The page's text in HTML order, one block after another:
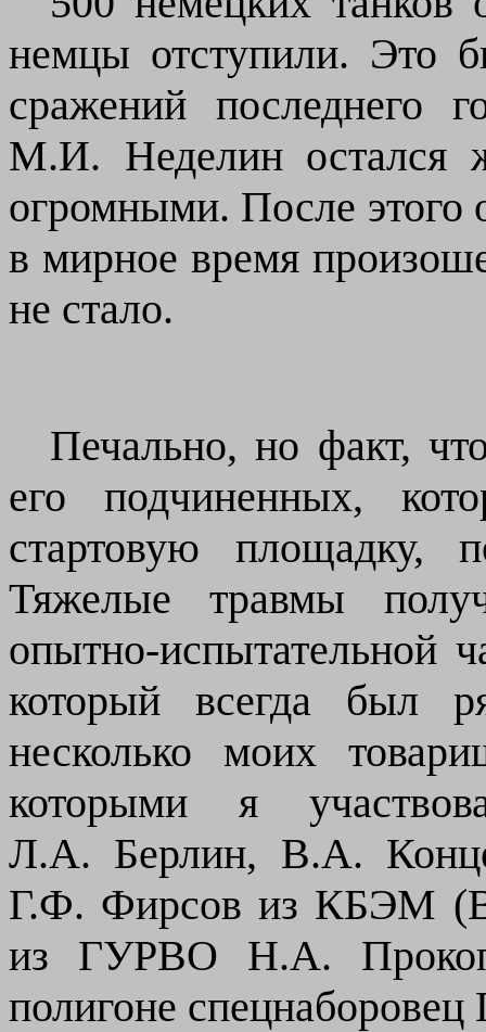
немцы отступили. Это
сражений последнего
М.И. Неделин остался
огромными. После этого
в мирное время
не стало.
Печально, но факт,
его подчиненных,
стартовую площадку,
Тяжелые травмы
опытно-испытательной
который всегда был
несколько моих
которыми я
Л.А. Берлин, В.А.
Г.Ф. Фирсов из КБЭМ
из ГУРВО
Н.А.
полигоне спецнаборовец